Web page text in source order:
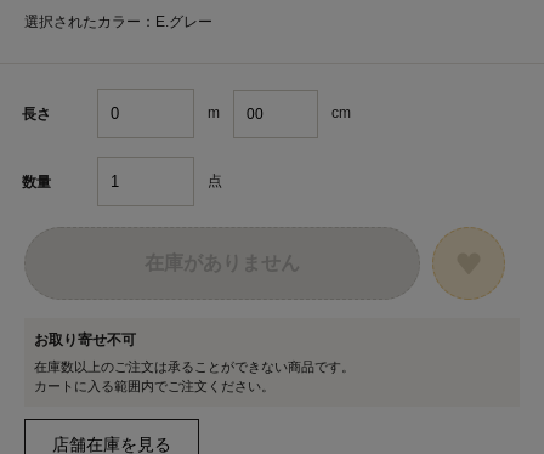
選択されたカラー：E.グレー
長さ m cm
数量 点
お取り寄せ不可
在庫数以上のご注文は承ることができない商品です。
カートに入る範囲内でご注文ください。